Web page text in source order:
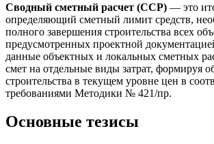
Сводный сметный расчет (ССР) — это
определяющий сметный лимит средств,
полного завершения строительства всех
предусмотренных проектной
данные объектных и локальных сметных
смет на отдельные виды затрат, формируя
строительства в текущем уровне цен в
требованиями Методики № 421/пр.
Основные тезисы